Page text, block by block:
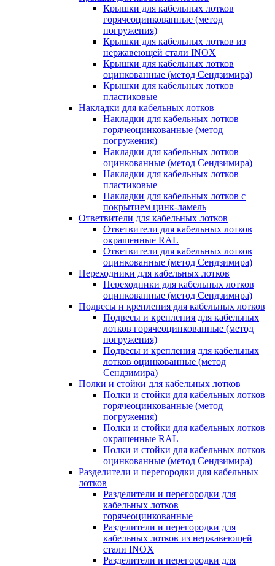
Крышки для кабельных лотков
горячеоцинкованные (метод
погружения)
Крышки для кабельных лотков из
нержавеющей стали INOX
Крышки для кабельных лотков
оцинкованные (метод Сендзимира)
Крышки для кабельных лотков
пластиковые
Накладки для кабельных лотков
Накладки для кабельных лотков
горячеоцинкованные (метод
погружения)
Накладки для кабельных лотков
оцинкованные (метод Сендзимира)
Накладки для кабельных лотков
пластиковые
Накладки для кабельных лотков с
покрытием цинк-ламель
Ответвители для кабельных лотков
Ответвители для кабельных лотков
окрашенные RAL
Ответвители для кабельных лотков
оцинкованные (метод Сендзимира)
Переходники для кабельных лотков
Переходники для кабельных лотков
оцинкованные (метод Сендзимира)
Подвесы и крепления для кабельных лотков
Подвесы и крепления для кабельных
лотков горячеоцинкованные (метод
погружения)
Подвесы и крепления для кабельных
лотков оцинкованные (метод
Сендзимира)
Полки и стойки для кабельных лотков
Полки и стойки для кабельных лотков
горячеоцинкованные (метод
погружения)
Полки и стойки для кабельных лотков
окрашенные RAL
Полки и стойки для кабельных лотков
оцинкованные (метод Сендзимира)
Разделители и перегородки для кабельных
лотков
Разделители и перегородки для
кабельных лотков
горячеоцинкованные
Разделители и перегородки для
кабельных лотков из нержавеющей
стали INOX
Разделители и перегородки для